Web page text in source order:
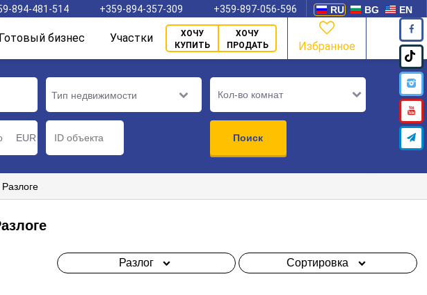
RU BG EN
894-481-514 +359-894-357-309 +359-897-056-596
Готовый бизнес Участки
ХОЧУ
КУПИТЬ
ХОЧУ
ПРОДАТЬ
Избранное
EUR
Тип недвижимости Кол-во комнат
Поиск
Разлог Сортировка